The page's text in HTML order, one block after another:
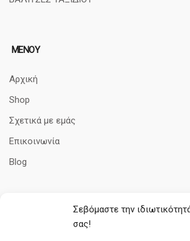
Σεβόμαστε την
σας!
ΜΕΝΟΥ
Αρχική
Shop
Σχετικά με εμάς
Επικοινωνία
Blog